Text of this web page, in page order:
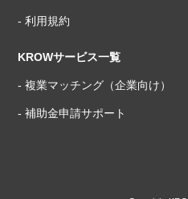
- 利用規約
KROWサービス一覧
- 複業マッチング（企業向け）
- 補助金申請サポート